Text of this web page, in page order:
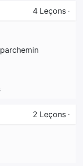
4 Leçons ·
2 Leçons ·